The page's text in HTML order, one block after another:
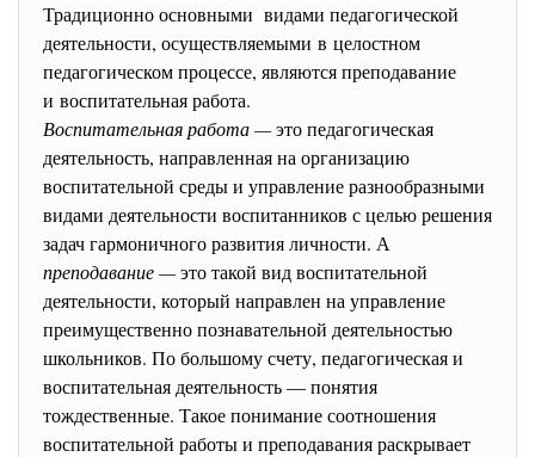
Традиционно основными видами педагогической
деятельности, осуществляемыми в целостном
педагогическом процессе, являются преподавание
и воспитательная работа.
Воспитательная работа —это педагогическая
деятельность, направленная на организацию
воспитательной среды и управление разнообразными
видами деятельности воспитанников с целью решения
задач гармоничного развития личности. А
преподавание —это такой вид воспитательной
деятельности, который направлен на управление
преимущественно познавательной деятельностью
школьников. По большому счету, педагогическая и
воспитательная деятельность — понятия
тождественные. Такое понимание соотношения
воспитательной работы и преподавания раскрывает